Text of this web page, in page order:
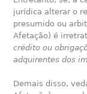
jurídica alterar o
presumido ou
Afetação) é
crédito ou
adquirentes dos
Demais disso,